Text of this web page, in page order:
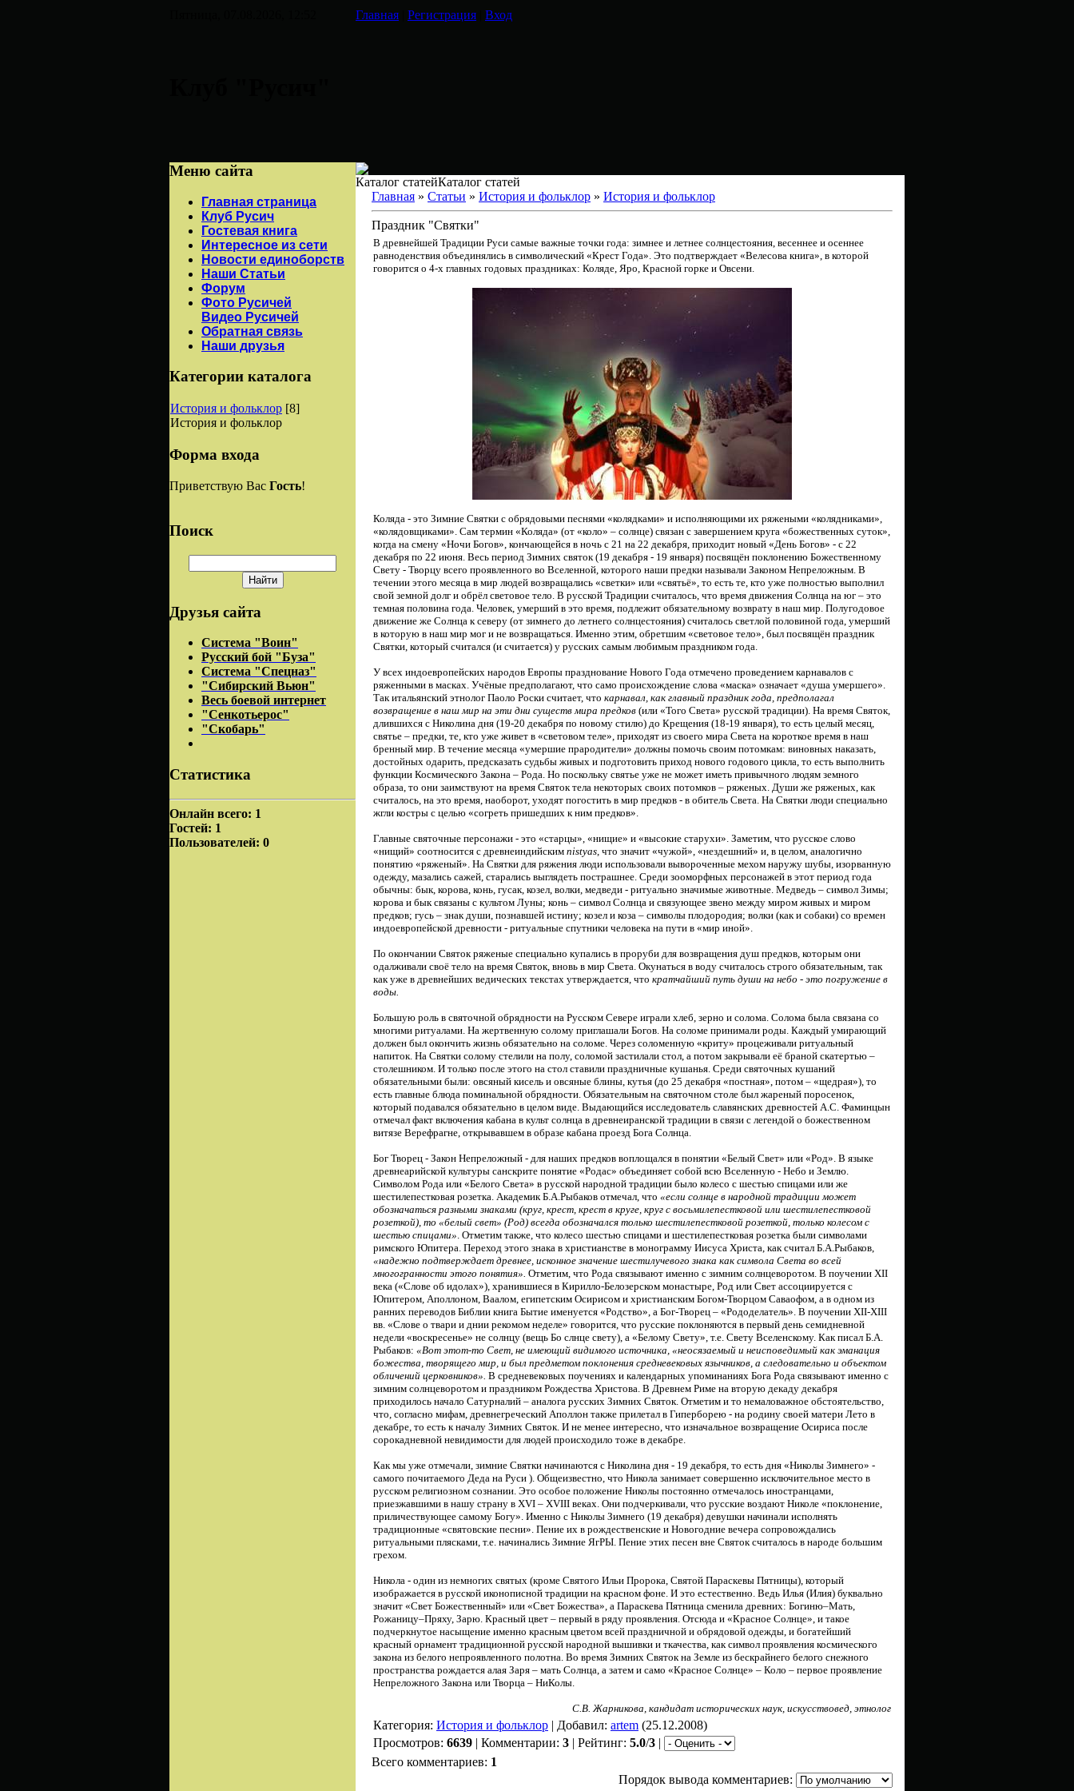
Главная Регистрация Вход
Меню сайта
Главная страница
Клуб Русич
Гостевая книга
Интересное из сети
Новости единоборств
Наши Статьи
Форум
Фото Русичей
Видео Русичей
Обратная связь
Наши друзья
Категории каталога
История и фольклор [8]
История и фольклор
Форма входа
Приветствую Вас Гость!
Поиск
Друзья сайта
Система "Воин"
Русский бой "Буза"
Система "Спецназ"
"Сибирский Вьюн"
Весь боевой интернет
"Сенкотьерос"
"Скобарь"
Статистика
Онлайн всего: 1
Гостей: 1
Пользователей: 0
Каталог статейКаталог статей
Главная » Статьи » История и фольклор » История и фольклор
Праздник "Святки"
В древнейшей Традиции Руси самые важные точки года: зимнее и летнее солнцестояния, весеннее и осеннее
равноденствия объединялись в символический «Крест Года». Это подтверждает «Велесова книга», в которой
говорится о 4-х главных годовых праздниках: Коляде, Яро, Красной горке и Овсени.
Коляда - это Зимние Святки с обрядовыми песнями «колядками» и исполняющими их ряжеными «колядниками»,
«колядовщиками». Сам термин «Коляда» (от «коло» – солнце) связан с завершением круга «божественных суток»,
когда на смену «Ночи Богов», кончающейся в ночь с 21 на 22 декабря, приходит новый «День Богов» - с 22
декабря по 22 июня. Весь период Зимних святок (19 декабря - 19 января) посвящён поклонению Божественному
Свету - Творцу всего проявленного во Вселенной, которого наши предки называли Законом Непреложным. В
течении этого месяца в мир людей возвращались «светки» или «святьё», то есть те, кто уже полностью выполнил
свой земной долг и обрёл световое тело. В русской Традиции считалось, что время движения Солнца на юг – это
темная половина года. Человек, умерший в это время, подлежит обязательному возврату в наш мир. Полугодовое
движение же Солнца к северу (от зимнего до летнего солнцестояния) считалось светлой половиной года, умерший
в которую в наш мир мог и не возвращаться. Именно этим, обретшим «световое тело», был посвящён праздник
Святки, который считался (и считается) у русских самым любимым праздником года.
У всех индоевропейских народов Европы празднование Нового Года отмечено проведением карнавалов с
ряженными в масках. Учёные предполагают, что само происхождение слова «маска» означает «душа умершего».
Так итальянский этнолог Паоло Роски считает, что карнавал, как главный праздник года, предполагал
возвращение в наш мир на эти дни существ мира предков (или «Того Света» русской традиции). На время Святок,
длившихся с Николина дня (19-20 декабря по новому стилю) до Крещения (18-19 января), то есть целый месяц,
святье – предки, те, кто уже живет в «световом теле», приходят из своего мира Света на короткое время в наш
бренный мир. В течение месяца «умершие прародители» должны помочь своим потомкам: виновных наказать,
достойных одарить, предсказать судьбы живых и подготовить приход нового годового цикла, то есть выполнить
функции Космического Закона – Рода. Но поскольку святье уже не может иметь привычного людям земного
образа, то они заимствуют на время Святок тела некоторых своих потомков – ряженых. Души же ряженых, как
считалось, на это время, наоборот, уходят погостить в мир предков - в обитель Света. На Святки люди специально
жгли костры с целью «согреть пришедших к ним предков».
Главные святочные персонажи - это «старцы», «нищие» и «высокие старухи». Заметим, что русское слово
«нищий» соотносится с древнеиндийским nistyas, что значит «чужой», «нездешний» и, в целом, аналогично
понятию «ряженый». На Святки для ряжения люди использовали вывороченные мехом наружу шубы, изорванную
одежду, мазались сажей, старались выглядеть пострашнее. Среди зооморфных персонажей в этот период года
обычны: бык, корова, конь, гусак, козел, волки, медведи - ритуально значимые животные. Медведь – символ Зимы;
корова и бык связаны с культом Луны; конь – символ Солнца и связующее звено между миром живых и миром
предков; гусь – знак души, познавшей истину; козел и коза – символы плодородия; волки (как и собаки) со времен
индоевропейской древности - ритуальные спутники человека на пути в «мир иной».
По окончании Святок ряженые специально купались в проруби для возвращения душ предков, которым они
одалживали своё тело на время Святок, вновь в мир Света. Окунаться в воду считалось строго обязательным, так
как уже в древнейших ведических текстах утверждается, что кратчайший путь души на небо - это погружение в
воды.
Большую роль в святочной обрядности на Русском Севере играли хлеб, зерно и солома. Солома была связана со
многими ритуалами. На жертвенную солому приглашали Богов. На соломе принимали роды. Каждый умирающий
должен был окончить жизнь обязательно на соломе. Через соломенную «криту» процеживали ритуальный
напиток. На Святки солому стелили на полу, соломой застилали стол, а потом закрывали её браной скатертью –
столешником. И только после этого на стол ставили праздничные кушанья. Среди святочных кушаний
обязательными были: овсяный кисель и овсяные блины, кутья (до 25 декабря «постная», потом – «щедрая»), то
есть главные блюда поминальной обрядности. Обязательным на святочном столе был жареный поросенок,
который подавался обязательно в целом виде. Выдающийся исследователь славянских древностей А.С. Фаминцын
отмечал факт включения кабана в культ солнца в древнеиранской традиции в связи с легендой о божественном
витязе Верефрагне, открывавшем в образе кабана проезд Бога Солнца.
Бог Творец - Закон Непреложный - для наших предков воплощался в понятии «Белый Свет» или «Род». В языке
древнеарийской культуры санскрите понятие «Родас» объединяет собой всю Вселенную - Небо и Землю.
Символом Рода или «Белого Света» в русской народной традиции было колесо с шестью спицами или же
шестилепестковая розетка. Академик Б.А.Рыбаков отмечал, что «если солнце в народной традиции может
обозначаться разными знаками (круг, крест, крест в круге, круг с восьмилепестковой или шестилепестковой
розеткой), то «белый свет» (Род) всегда обозначался только шестилепестковой розеткой, только колесом с
шестью спицами». Отметим также, что колесо шестью спицами и шестилепестковая розетка были символами
римского Юпитера. Переход этого знака в христианстве в монограмму Иисуса Христа, как считал Б.А.Рыбаков,
«надежно подтверждает древнее, исконное значение шестилучевого знака как символа Света во всей
многогранности этого понятия». Отметим, что Рода связывают именно с зимним солнцеворотом. В поучении ХII
века («Слове об идолах»), хранившиеся в Кирилло-Белозерском монастыре, Род или Свет ассоциируется с
Юпитером, Аполлоном, Ваалом, египетским Осирисом и христианским Богом-Творцом Саваофом, а в одном из
ранних переводов Библии книга Бытие именуется «Родство», а Бог-Творец – «Рододелатель». В поучении ХII-XIII
вв. «Слове о твари и днии рекомом неделе» говорится, что русские поклоняются в первый день семидневной
недели «воскресенье» не солнцу (вещь Бо слнце свету), а «Белому Свету», т.е. Свету Вселенскому. Как писал Б.А.
Рыбаков: «Вот этот-то Свет, не имеющий видимого источника, «неосязаемый и неисповедимый как эманация
божества, творящего мир, и был предметом поклонения средневековых язычников, а следовательно и объектом
обличений церковников». В средневековых поучениях и календарных упоминаниях Бога Рода связывают именно с
зимним солнцеворотом и праздником Рождества Христова. В Древнем Риме на вторую декаду декабря
приходилось начало Сатурналий – аналога русских Зимних Святок. Отметим и то немаловажное обстоятельство,
что, согласно мифам, древнегреческий Аполлон также прилетал в Гиперборею - на родину своей матери Лето в
декабре, то есть к началу Зимних Святок. И не менее интересно, что изначальное возвращение Осириса после
сорокадневной невидимости для людей происходило тоже в декабре.
Как мы уже отмечали, зимние Святки начинаются с Николина дня - 19 декабря, то есть дня «Николы Зимнего» -
самого почитаемого Деда на Руси ). Общеизвестно, что Никола занимает совершенно исключительное место в
русском религиозном сознании. Это особое положение Николы постоянно отмечалось иностранцами,
приезжавшими в нашу страну в ХVI – ХVIII веках. Они подчеркивали, что русские воздают Николе «поклонение,
приличествующее самому Богу». Именно с Николы Зимнего (19 декабря) девушки начинали исполнять
традиционные «святовские песни». Пение их в рождественские и Новогодние вечера сопровождались
ритуальными плясками, т.е. начинались Зимние ЯгРЫ. Пение этих песен вне Святок считалось в народе большим
грехом.
Никола - один из немногих святых (кроме Святого Ильи Пророка, Святой Параскевы Пятницы), который
изображается в русской иконописной традиции на красном фоне. И это естественно. Ведь Илья (Илия) буквально
значит «Свет Божественный» или «Свет Божества», а Параскева Пятница сменила древних: Богиню–Мать,
Рожаницу–Пряху, Зарю. Красный цвет – первый в ряду проявления. Отсюда и «Красное Солнце», и такое
подчеркнутое насыщение именно красным цветом всей праздничной и обрядовой одежды, и богатейший
красный орнамент традиционной русской народной вышивки и ткачества, как символ проявления космического
закона из белого непроявленного полотна. Во время Зимних Святок на Земле из бескрайнего белого снежного
пространства рождается алая Заря – мать Солнца, а затем и само «Красное Солнце» – Коло – первое проявление
Непреложного Закона или Творца – НиКолы.
С.В. Жарникова, кандидат исторических наук, искусствовед, этнолог
Категория: История и фольклор | Добавил: artem (25.12.2008)
Просмотров: 6639 | Комментарии: 3 | Рейтинг: 5.0/3 |
Всего комментариев: 1
Порядок вывода комментариев: